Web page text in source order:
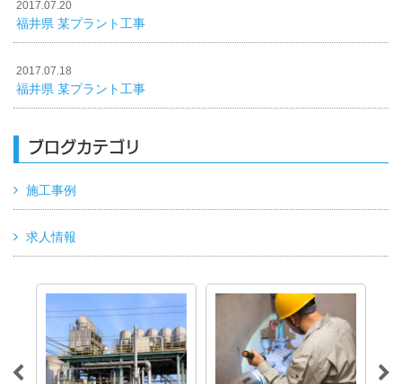
2017.07.20
福井県 某プラント工事
2017.07.18
福井県 某プラント工事
ブログカテゴリ
施工事例
求人情報